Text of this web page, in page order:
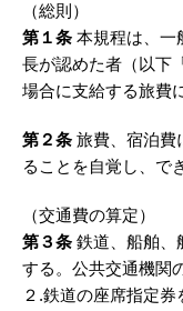
（総則）
第１条 本規程は、一
長が認めた者（以下
場合に支給する旅費
第２条 旅費、宿泊費
ることを自覚し、で
（交通費の算定）
第３条 鉄道、船舶、
する。公共交通機関
２.鉄道の座席指定